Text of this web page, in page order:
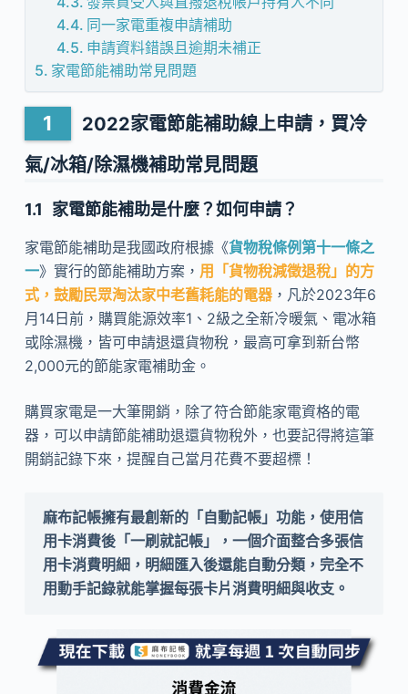
同一家電重複申請補助
申請資料錯誤且逾期未補正
家電節能補助常見問題
2022家電節能補助線上申請，買冷
氣/冰箱/除濕機補助常見問題
家電節能補助是什麼？如何申請？
家電節能補助是我國政府根據《貨物稅條例第十一條之
一》實行的節能補助方案， 用「貨物稅減徵退稅」的方
式，鼓勵民眾淘汰家中老舊耗能的電器，凡於2023年6
月14日前，購買能源效率1、2級之全新冷暖氣、電冰箱
或除濕機，皆可申請退還貨物稅，最高可拿到新台幣
2,000元的節能家電補助金。
購買家電是一大筆開銷，除了符合節能家電資格的電
器，可以申請節能補助退還貨物稅外，也要記得將這筆
開銷記錄下來，提醒自己當月花費不要超標！
麻布記帳擁有最創新的「自動記帳」功能，使用信
用卡消費後「一刷就記帳」，一個介面整合多張信
用卡消費明細，明細匯入後還能自動分類，完全不
用動手記錄就能掌握每張卡片消費明細與收支。